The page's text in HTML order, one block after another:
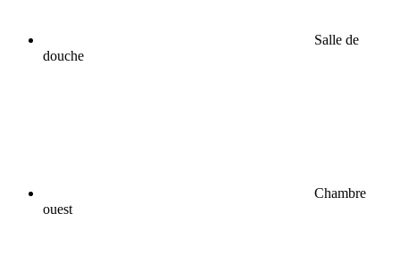
Salle de
douche
Chambre
ouest